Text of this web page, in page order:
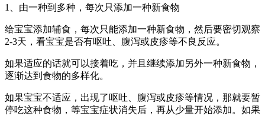
1、由一种到多种，每次只添加一种新食物
给宝宝添加辅食，每次只能添加一种新食物，然后要密切观察
2-3天，看宝宝是否有呕吐、腹泻或皮疹等不良反应。
如果适应的话就可以接着吃，并且继续添加另外一种新食物，
逐渐达到食物的多样化。
如果宝宝不适应，出现了呕吐、腹泻或皮疹等情况，那就要暂
停吃这种食物，等宝宝症状消失后，再从少量开始添加。如果